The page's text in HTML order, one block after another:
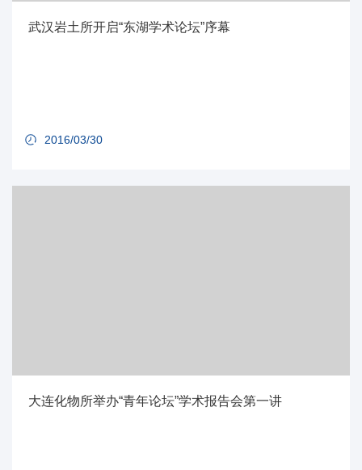
武汉岩土所开启“东湖学术论坛”序幕
2016/03/30
大连化物所举办“青年论坛”学术报告会第一讲